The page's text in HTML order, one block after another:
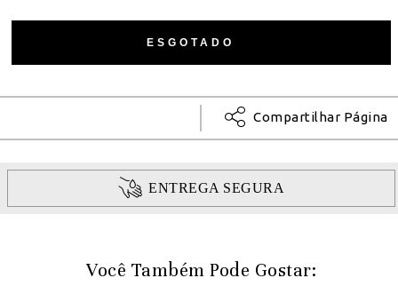
Compartilhar Página
ENTREGA SEGURA
Você Também Pode Gostar: